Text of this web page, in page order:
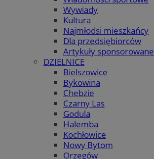
Wywiady
Kultura
Najmłodsi mieszkańcy
Dla przedsiębiorców
Artykuły sponsorowane
DZIELNICE
Bielszowice
Bykowina
Chebzie
Czarny Las
Godula
Halemba
Kochłowice
Nowy Bytom
Orzegów